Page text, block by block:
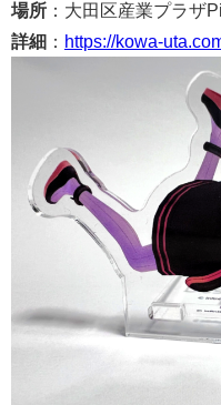
場所 ：大田区産業プラザ
詳細 ： https://kowa-